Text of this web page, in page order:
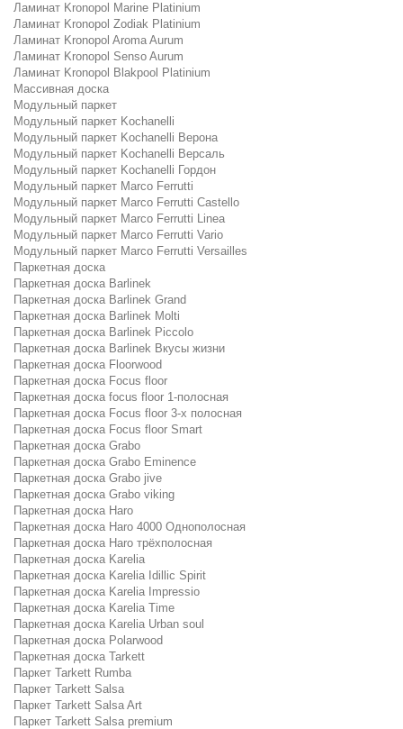
Ламинат Kronopol Marine Platinium
Ламинат Kronopol Zodiak Platinium
Ламинат Kronopol Aroma Aurum
Ламинат Kronopol Senso Aurum
Ламинат Kronopol Blakpool Platinium
Массивная доска
Модульный паркет
Модульный паркет Kochanelli
Модульный паркет Kochanelli Верона
Модульный паркет Kochanelli Версаль
Модульный паркет Kochanelli Гордон
Модульный паркет Marco Ferrutti
Модульный паркет Marco Ferrutti Castello
Модульный паркет Marco Ferrutti Linea
Модульный паркет Marco Ferrutti Vario
Модульный паркет Marco Ferrutti Versailles
Паркетная доска
Паркетная доска Barlinek
Паркетная доска Barlinek Grand
Паркетная доска Barlinek Molti
Паркетная доска Barlinek Piccolo
Паркетная доска Barlinek Вкусы жизни
Паркетная доска Floorwood
Паркетная доска Focus floor
Паркетная доска focus floor 1-полосная
Паркетная доска Focus floor 3-х полосная
Паркетная доска Focus floor Smart
Паркетная доска Grabo
Паркетная доска Grabo Eminence
Паркетная доска Grabo jive
Паркетная доска Grabo viking
Паркетная доска Haro
Паркетная доска Haro 4000 Однополосная
Паркетная доска Haro трёхполосная
Паркетная доска Karelia
Паркетная доска Karelia Idillic Spirit
Паркетная доска Karelia Impressio
Паркетная доска Karelia Time
Паркетная доска Karelia Urban soul
Паркетная доска Polarwood
Паркетная доска Tarkett
Паркет Tarkett Rumba
Паркет Tarkett Salsa
Паркет Tarkett Salsa Art
Паркет Tarkett Salsa premium